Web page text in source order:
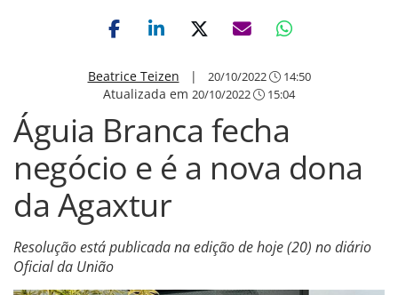
Beatrice Teizen | 20/10/2022 14:50
Atualizada em 20/10/2022 15:04
Águia Branca fecha
negócio e é a nova dona
da Agaxtur
Resolução está publicada na edição de hoje (20) no diário
Oficial da União